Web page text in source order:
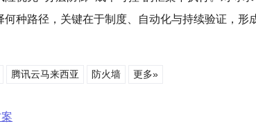
种路径，关键在于制度、自动化与持续验证，形
腾讯云马来西亚 防火墙 更多»